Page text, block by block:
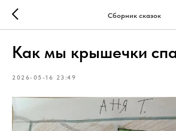
Сборник сказок
Как мы крышечки
2026-05-16 23:49